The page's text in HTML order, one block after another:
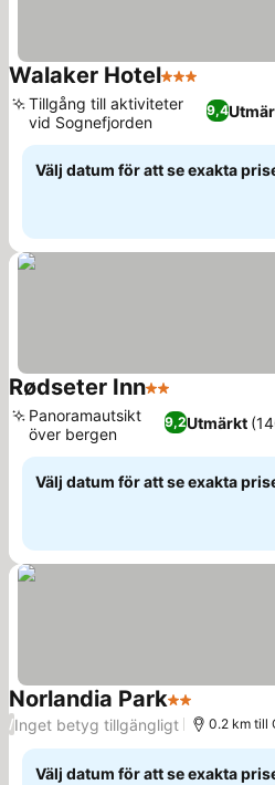
Walaker Hotel3 Stjärnor
9,4
Tillgång till aktiviteter
vid Sognefjorden
Välj datum för att se exakta
Rødseter Inn2 Stjärnor
9,2Utmärkt
Panoramautsikt
över bergen
Välj datum för att se exakta
Norlandia Park2 Stjärnor
/Inget betyg tillgängligt 0.2 km till
Välj datum för att se exakta